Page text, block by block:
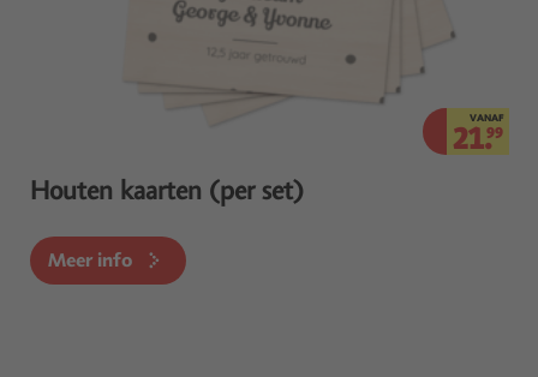
VANAF
21.99
Houten kaarten (per set)
Meer info